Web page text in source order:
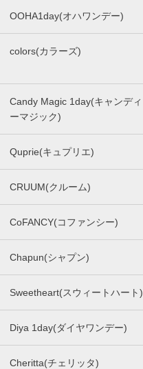
OOHA1day(オハワンデー)
colors(カラーズ)
Candy Magic 1day(キャンディ
ーマジック)
Quprie(キュプリエ)
CRUUM(クルーム)
CoFANCY(コファンシー)
Chapun(シャプン)
Sweetheart(スウィートハート)
Diya 1day(ダイヤワンデー)
Cheritta(チェリッタ)